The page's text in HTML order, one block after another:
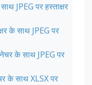
JPEG पर हस्ताक्षर
के साथ JPEG पर
के साथ JPEG पर
के साथ XLSX पर